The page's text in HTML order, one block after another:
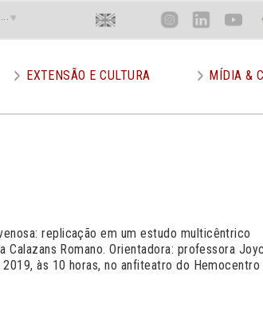
Menu
Superior
Direito
En Inst Lin You
EXTENSÃO E CULTURA MÍDIA &
replicação em um estudo multicêntrico
Calazans Romano. Orientadora: professora
às 10 horas, no anfiteatro do Hemocentro